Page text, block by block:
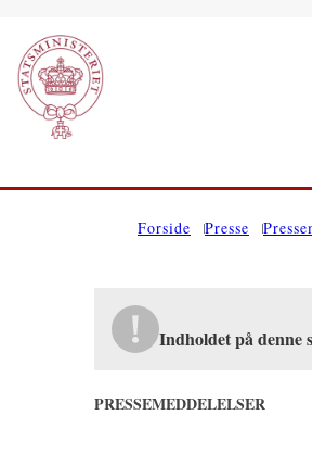
Forside Presse
Indholdet på denne
PRESSEMEDDELELSER